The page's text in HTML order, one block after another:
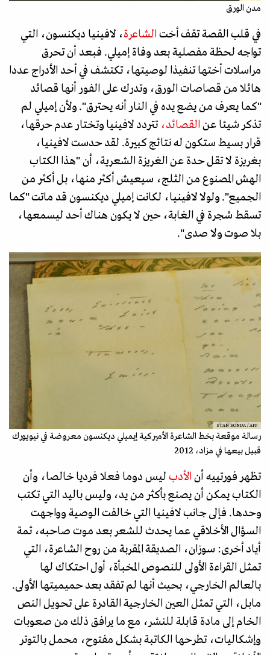
مدن الورق
في قلب القصة تقف أخت الشاعرة، لافينيا ديكنسون، التي
تواجه لحظة مفصلية بعد وفاة إميلي. فبعد أن تحرق
مراسلات أختها تنفيذا لوصيتها، تكتشف في أحد الأدراج عددا
هائلا من قصاصات الورق، وتدرك على الفور أنها قصائد
"كما يعرف من يضع يده في النار أنه يحترق". ولأن إميلي لم
تذكر شيئا عن القصائد، تتردد لافينيا وتختار عدم حرقها،
قرار بسيط ستكون له نتائج كبيرة. لقد حدست لافينيا،
بغريزة لا تقل حدة عن الغريزة الشعرية، أن "هذا الكتاب
الهش المصنوع من الثلج، سيعيش أكثر منها، بل أكثر من
الجميع". ولولا لافينيا، لكانت إميلي ديكنسون قد ماتت "كما
تسقط شجرة في الغابة، حين لا يكون هناك أحد ليسمعها،
بلا صوت ولا صدى".
STAN HONDA / AFP
رسالة موقعة بخط الشاعرة الأميركية إيميلي ديكنسون معروضة في نيويورك
قبيل بيعها في مزاد، 2012
تظهر فورتييه أن الأدب ليس دوما فعلا فرديا خالصا، وأن
الكتاب يمكن أن يصنع بأكثر من يد، وليس باليد التي تكتب
وحدها. فإلى جانب لافينيا التي خالفت الوصية وواجهت
السؤال الأخلاقي عما يحدث للشعر بعد موت صاحبه، ثمة
أياد أخرى: سوزان، الصديقة المقربة من روح الشاعرة، التي
تمثل القراءة الأولى للنصوص المخبأة، أول احتكاك لها
بالعالم الخارجي، بحيث أنها لم تفقد بعد حميميتها الأولى.
مابل، التي تمثل العين الخارجية القادرة على تحويل النص
الخام إلى مادة قابلة للنشر، مع ما يرافق ذلك من صعوبات
وإشكاليات، تطرحها الكاتبة بشكل مفتوح، محمل بالتوتر